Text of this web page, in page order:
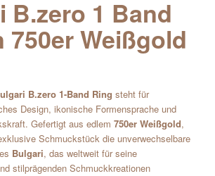
B.zero 1 Band
750er Weißgold
B.zero 1-Band Ring steht für
Design, ikonische Formensprache und
Gefertigt aus edlem 750er Weißgold,
Schmuckstück die unverwechselbare
Bulgari, das weltweit für seine
stilprägenden Schmuckkreationen